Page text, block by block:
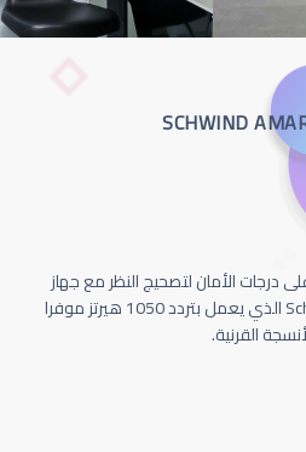
درجات الأمان لتصحيج النظر مع جهاز
Schwind Amaris 1050 الذي يعمل بتردد 1050 هيرتز موفرا
القرنية.